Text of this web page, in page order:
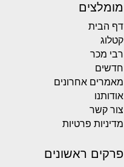
מומלצים
דף הבית
קטלוג
רבי מכר
חדשים
מאמרים אחרונים
אודותנו
צור קשר
מדיניות פרטיות
פרקים ראשונים